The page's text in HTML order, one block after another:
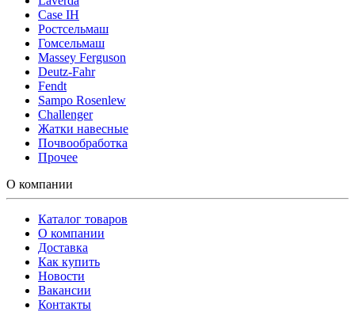
Case IH
Ростсельмаш
Гомсельмаш
Massey Ferguson
Deutz-Fahr
Fendt
Sampo Rosenlew
Challenger
Жатки навесные
Почвообработка
Прочее
О компании
Каталог товаров
О компании
Доставка
Как купить
Новости
Вакансии
Контакты